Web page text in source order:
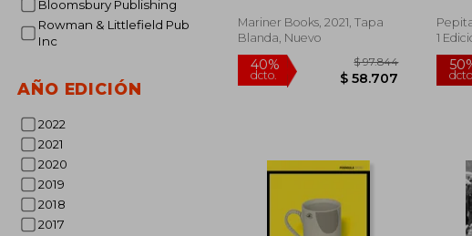
Bloomsbury Publishing
Rowman & Littlefield Pub
Inc
AÑO EDICIÓN
2022
2021
2020
2019
2018
2017
Mariner Books, 2021, Tapa
Blanda, Nuevo
1